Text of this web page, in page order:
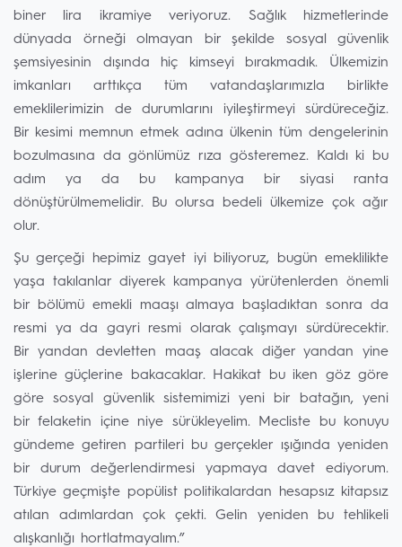
biner lira ikramiye veriyoruz. Sağlık hizmetlerinde
dünyada örneği olmayan bir şekilde sosyal güvenlik
şemsiyesinin dışında hiç kimseyi bırakmadık. Ülkemizin
imkanları arttıkça tüm vatandaşlarımızla birlikte
emeklilerimizin de durumlarını iyileştirmeyi sürdüreceğiz.
Bir kesimi memnun etmek adına ülkenin tüm dengelerinin
bozulmasına da gönlümüz rıza gösteremez. Kaldı ki bu
adım ya da bu kampanya bir siyasi ranta
dönüştürülmemelidir. Bu olursa bedeli ülkemize çok ağır
olur.
Şu gerçeği hepimiz gayet iyi biliyoruz, bugün emeklilikte
yaşa takılanlar diyerek kampanya yürütenlerden önemli
bir bölümü emekli maaşı almaya başladıktan sonra da
resmi ya da gayri resmi olarak çalışmayı sürdürecektir.
Bir yandan devletten maaş alacak diğer yandan yine
işlerine güçlerine bakacaklar. Hakikat bu iken göz göre
göre sosyal güvenlik sistemimizi yeni bir batağın, yeni
bir felaketin içine niye sürükleyelim. Mecliste bu konuyu
gündeme getiren partileri bu gerçekler ışığında yeniden
bir durum değerlendirmesi yapmaya davet ediyorum.
Türkiye geçmişte popülist politikalardan hesapsız kitapsız
atılan adımlardan çok çekti. Gelin yeniden bu tehlikeli
alışkanlığı hortlatmayalım.”